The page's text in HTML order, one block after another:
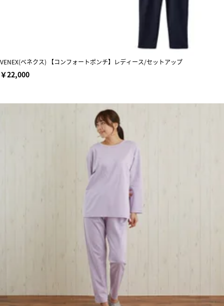
VENEX(ベネクス) 【コンフォートポンチ】レディース/セットアップ
￥22,000